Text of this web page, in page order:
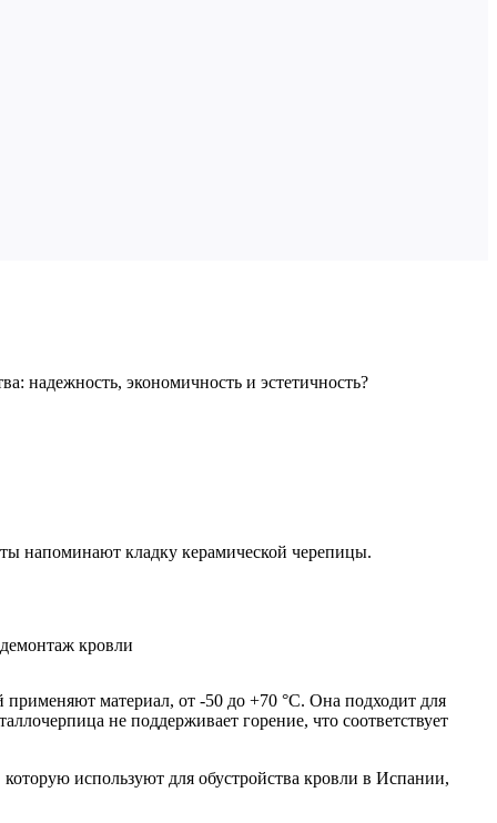
надежность, экономичность и эстетичность?
напоминают кладку керамической черепицы.
материал, от -50 до +70 °С. Она подходит для
не поддерживает горение, что соответствует
используют для обустройства кровли в Испании,